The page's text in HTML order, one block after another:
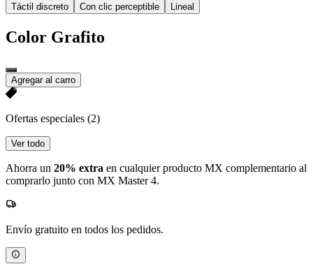
Táctil discreto Con clic perceptible Lineal
Color Grafito
Agregar al carro
Ofertas especiales (2)
Ver todo
Ahorra un 20% extra en cualquier producto MX complementario al
comprarlo junto con MX Master 4.
Envío gratuito en todos los pedidos.